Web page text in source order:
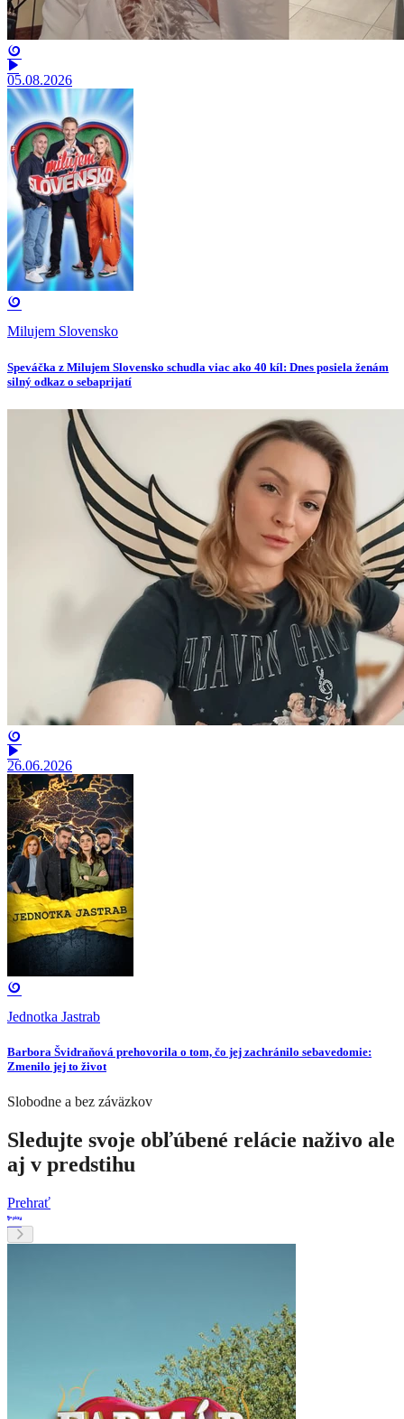
05.08.2026
Milujem Slovensko
Speváčka z Milujem Slovensko schudla viac ako 40 kíl: Dnes posiela ženám
silný odkaz o sebaprijatí
26.06.2026
Jednotka Jastrab
Barbora Švidraňová prehovorila o tom, čo jej zachránilo sebavedomie:
Zmenilo jej to život
Slobodne a bez záväzkov
Sledujte svoje obľúbené relácie naživo ale
aj v predstihu
Prehrať